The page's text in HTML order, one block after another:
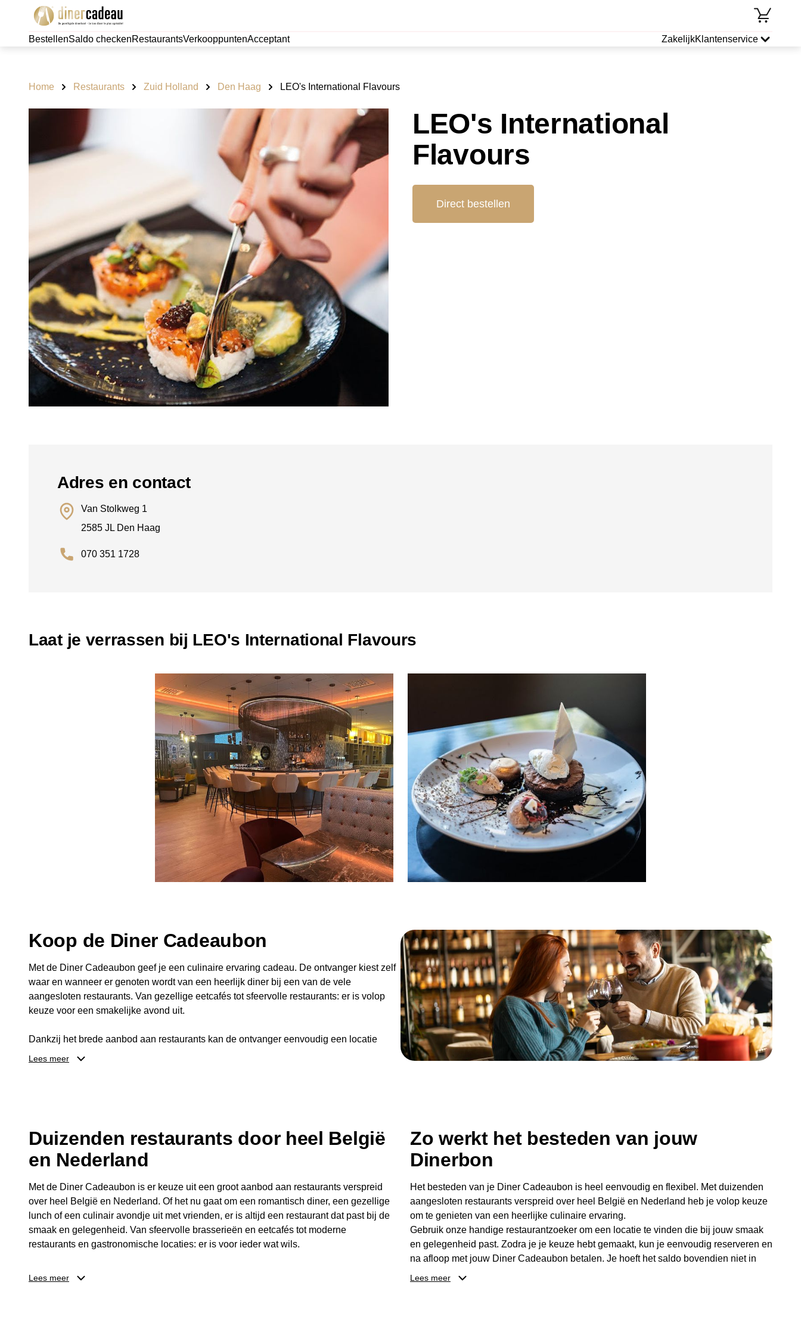
BestellenSaldo checkenRestaurantsVerkooppuntenAcceptant ZakelijkKlantenservice
Home Restaurants Zuid Holland Den Haag LEO's International Flavours
LEO's International
Flavours
Direct bestellen
Adres en contact
Van Stolkweg 1
2585 JL Den Haag
070 351 1728
Laat je verrassen bij LEO's International Flavours
Koop de Diner Cadeaubon
Met de Diner Cadeaubon geef je een culinaire ervaring cadeau. De ontvanger kiest zelf
waar en wanneer er genoten wordt van een heerlijk diner bij een van de vele
aangesloten restaurants. Van gezellige eetcafés tot sfeervolle restaurants: er is volop
keuze voor een smakelijke avond uit.
Dankzij het brede aanbod aan restaurants kan de ontvanger eenvoudig een locatie
kiezen die past bij de smaak en gelegenheid. Zo geeft de Diner Cadeaubon niet alleen
Lees meer
Duizenden restaurants door heel België
en Nederland
Met de Diner Cadeaubon is er keuze uit een groot aanbod aan restaurants verspreid
over heel België en Nederland. Of het nu gaat om een romantisch diner, een gezellige
lunch of een culinair avondje uit met vrienden, er is altijd een restaurant dat past bij de
smaak en gelegenheid. Van sfeervolle brasserieën en eetcafés tot moderne
restaurants en gastronomische locaties: er is voor ieder wat wils.
Dankzij het brede aanbod is er altijd een restaurant in de buurt, bijvoorbeeld in
Lees meer
Zo werkt het besteden van jouw
Dinerbon
Het besteden van je Diner Cadeaubon is heel eenvoudig en flexibel. Met duizenden
aangesloten restaurants verspreid over heel België en Nederland heb je volop keuze
om te genieten van een heerlijke culinaire ervaring.
Gebruik onze handige restaurantzoeker om een locatie te vinden die bij jouw smaak
en gelegenheid past. Zodra je je keuze hebt gemaakt, kun je eenvoudig reserveren en
na afloop met jouw Diner Cadeaubon betalen. Je hoeft het saldo bovendien niet in
één keer te besteden. Het resterende bedrag blijft gewoon op de bon staan en kan
Lees meer